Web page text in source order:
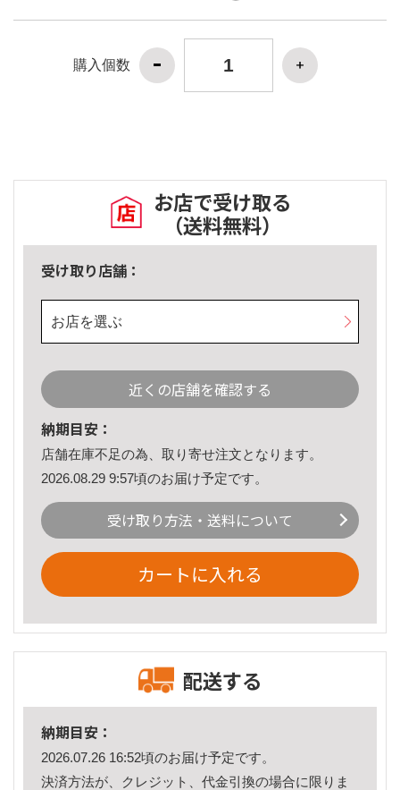
購入個数
お店で受け取る
（送料無料）
受け取り店舗：
お店を選ぶ
近くの店舗を確認する
納期目安：
店舗在庫不足の為、取り寄せ注文となります。
2026.08.29 9:57頃のお届け予定です。
受け取り方法・送料について
カートに入れる
配送する
納期目安：
2026.07.26 16:52頃のお届け予定です。
決済方法が、クレジット、代金引換の場合に限りま